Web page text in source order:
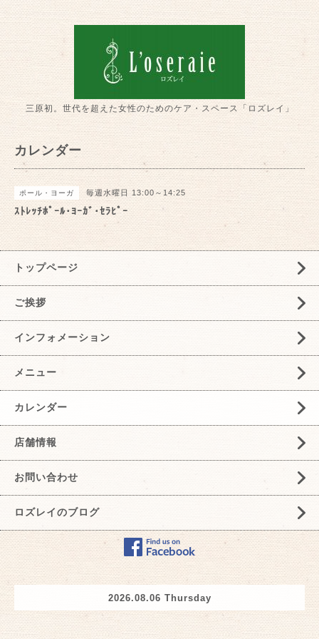
三原初。世代を超えた女性のためのケア・スペース「ロズレイ」
カレンダー
ポール・ヨーガ 毎週水曜日 13:00～14:25
ｽﾄﾚｯﾁﾎﾟｰﾙ･ﾖｰｶﾞ･ｾﾗﾋﾟｰ
トップページ
ご挨拶
インフォメーション
メニュー
カレンダー
店舗情報
お問い合わせ
ロズレイのブログ
2026.08.06 Thursday